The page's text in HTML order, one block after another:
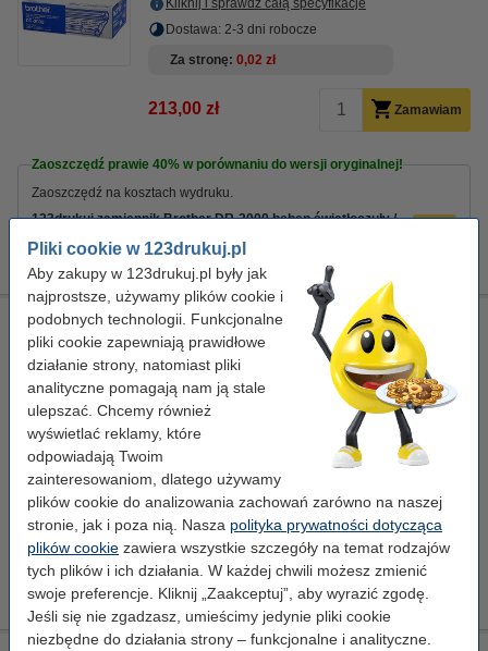
Pliki cookie w 123drukuj.pl
Aby zakupy w 123drukuj.pl były jak
najprostsze, używamy plików cookie i
podobnych technologii. Funkcjonalne
pliki cookie zapewniają prawidłowe
działanie strony, natomiast pliki
analityczne pomagają nam ją stale
ulepszać. Chcemy również
wyświetlać reklamy, które
odpowiadają Twoim
zainteresowaniom, dlatego używamy
plików cookie do analizowania zachowań zarówno na naszej
stronie, jak i poza nią. Nasza polityka prywatności dotycząca
plików cookie zawiera wszystkie szczegóły na temat rodzajów
tych plików i ich działania. W każdej chwili możesz zmienić
swoje preferencje. Kliknij „Zaakceptuj”, aby wyrazić zgodę.
Jeśli się nie zgadzasz, umieścimy jedynie pliki cookie
niezbędne do działania strony – funkcjonalne i analityczne.
Kliknij i sprawdź całą specyfikacje
Dostawa: 2-3 dni robocze
Za stronę 0,02 zł
213,00 zł Zamawiam
Zaoszczędź prawie 40% w porównaniu do wersji oryginalnej!
Zaoszczędź na kosztach wydruku.
123drukuj zamiennik Brother DR-2000 bęben światłoczuły /
129,00 zł
123drukuj zamiennik Brother DR-2000 bęben światłoczuły /
drum
standard 123drukuj ± 12.000 stron DR2000
Kliknij i sprawdź całą specyfikacje
Zaoszczędź prawie
w porównaniu do wersji
Dostępny
Zamów na poniedziałek
Za stronę
0,01 zł
129,00 zł